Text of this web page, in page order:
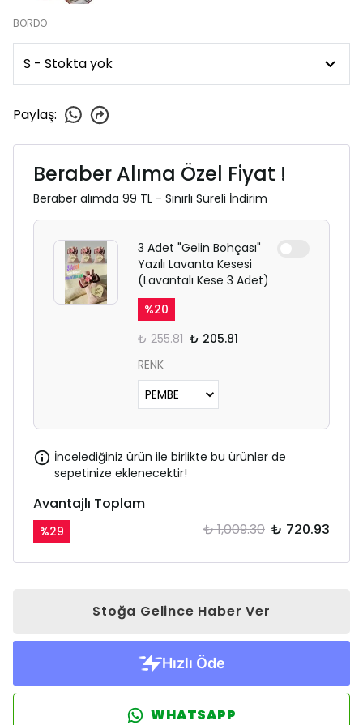
BORDO
Paylaş:
Beraber Alıma Özel Fiyat !
Beraber alımda 99 TL - Sınırlı Süreli İndirim
3 Adet "Gelin Bohçası"
Yazılı Lavanta Kesesi
(Lavantalı Kese 3 Adet)
%20
₺ 255.81 ₺ 205.81
RENK
İncelediğiniz ürün ile birlikte bu ürünler de
sepetinize eklenecektir!
Avantajlı Toplam
%29 ₺ 1,009.30 ₺ 720.93
Stoğa Gelince Haber Ver
WHATSAPP